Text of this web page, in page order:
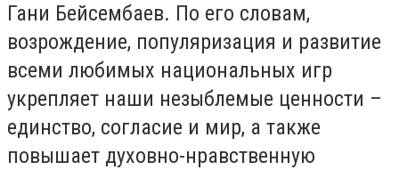
Гани Бейсембаев. По его словам,
возрождение, популяризация и развитие
всеми любимых национальных игр
укрепляет наши незыблемые ценности –
единство, согласие и мир, а также
повышает духовно-нравственную